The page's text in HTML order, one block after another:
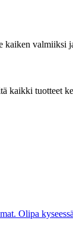
valmiiksi
tuotteet
Olipa